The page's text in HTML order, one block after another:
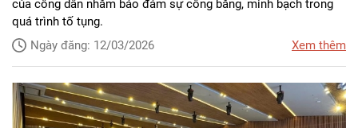
của công dân nhằm bảo đảm sự công bằng, minh bạch trong
quá trình tố tụng.
Ngày đăng: 12/03/2026
Xem thêm